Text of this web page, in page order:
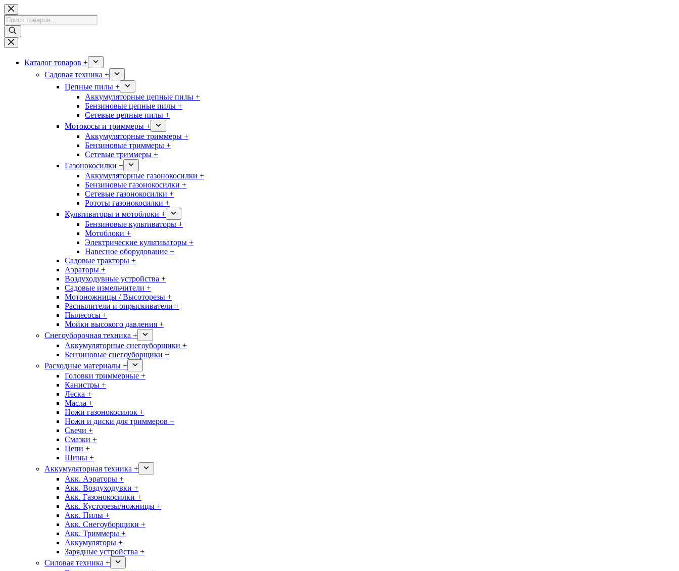
Перейти
к
сути
Поиск
товаров
Каталог товаров +
Садовая техника +
Цепные пилы +
Аккумуляторные цепные пилы +
Бензиновые цепные пилы +
Сетевые цепные пилы +
Мотокосы и триммеры +
Аккумуляторные триммеры +
Бензиновые триммеры +
Сетевые триммеры +
Газонокосилки +
Аккумуляторные газонокосилки +
Бензиновые газонокосилки +
Сетевые газонокосилки +
Рототы газонокосилки +
Культиваторы и мотоблоки +
Бензиновые культиваторы +
Мотоблоки +
Электрические культиваторы +
Навесное оборудование +
Садовые тракторы +
Аэраторы +
Воздуходувные устройства +
Садовые измельчители +
Мотоножницы / Высоторезы +
Распылители и опрыскиватели +
Пылесосы +
Мойки высокого давления +
Снегоуборочная техника +
Аккумуляторные снегоуборщики +
Бензиновые снегоуборщики +
Расходные материалы +
Головки триммерные +
Канистры +
Леска +
Масла +
Ножи газонокосилок +
Ножи и диски для триммеров +
Свечи +
Смазки +
Цепи +
Шины +
Аккумуляторная техника +
Акк. Аэраторы +
Акк. Воздуходувки +
Акк. Газонокосилки +
Акк. Кусторезы/ножницы +
Акк. Пилы +
Акк. Снегоуборщики +
Акк. Триммеры +
Аккумуляторы +
Зарядные устройства +
Силовая техника +